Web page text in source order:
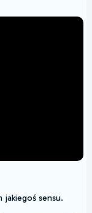
jakiegoś sensu.